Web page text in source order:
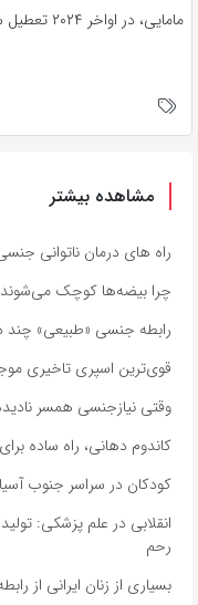
مامایی، در اواخر ۲۰۲۴ تعطیل شد.
مشاهده بیشتر
راه های درمان ناتوانی
چرا بیضه‌ها کوچک می‌شوند؟ ۶ علت مهم که نباید نادیده
رابطه جنسی «طبیعی»
قوی‌ترین اسپری تاخیری موجود در
وقتی نیازجنسی همسر
کاندوم دهانی، راه ساده
کودکان در سراسر جنوب
انقلابی در علم پزشکی:
رحم
بسیاری از زنان ایرانی از